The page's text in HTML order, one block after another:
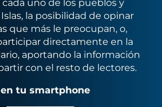
uno de los pueblos y
la posibilidad de opinar
que más le preocupan, o,
directamente en la
aportando la información
con el resto de lectores.
tu smartphone